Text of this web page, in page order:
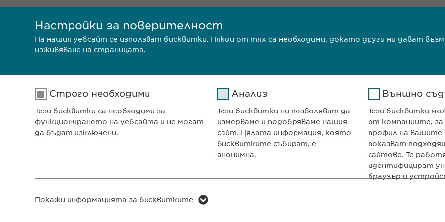
Ewopharma Ltd
ул. „8-ми декември“ № 13
София 1700
България
КОНТАКТ
Телефон: +359 2
e-mail:info@
contact@
ПОЛИТИКА ЗА ПОВЕРИТЕЛНОСТ
Настройки за поверителност
На нашия уебсайт се използват бисквитки. Някои от тях са необходими, докато други ни дават
изживяване на страницата.
Строго необходими
Тези бисквитки са необходими за
функционирането на уебсайта и не могат
да бъдат изключени.
Анализ
Тези бисквитки ни позволяват да
измерваме и подобряваме нашия
сайт. Цялата информация, която
бисквитките събират, е
анонимна.
Външно
Тези бисквитки
от компаниите, за
профил на вашите
показват
сайтове. Те
идентифицират
браузър и
Покажи информацията за бисквитките